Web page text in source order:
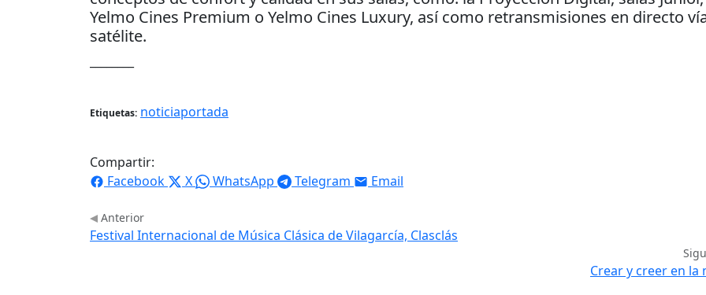
Yelmo Cines Premium o Yelmo Cines Luxury, así como retransmisiones en directo
satélite.
Etiquetas: noticiaportada
Compartir:
Facebook
X WhatsApp Telegram Email
Anterior
Festival Internacional de Música Clásica de Vilagarcía, Clasclás
Crear y creer en la